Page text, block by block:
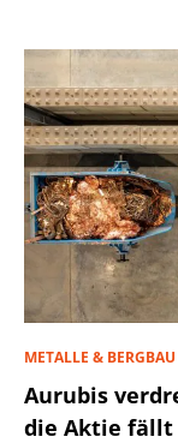
METALLE & BERGBAU
Aurubis
die Aktie